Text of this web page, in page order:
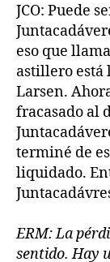
JCO: Puede
eso que
astillero está
Larsen.
fracasado al
terminé de
liquidado.
ERM: La
sentido. Hay